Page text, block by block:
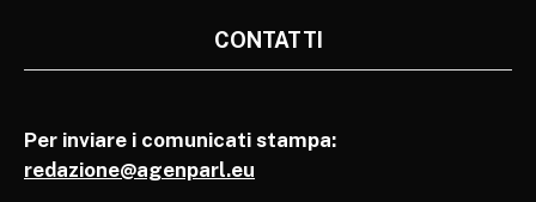
CONTATTI
Per inviare i comunicati stampa:
redazione@agenparl.eu